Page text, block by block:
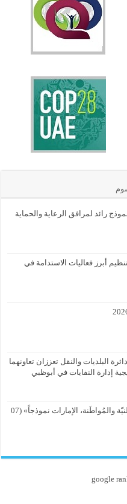
رائد لمرافق الرعاية والحماية
أبرز فعاليات الاستدامة في
البلديات والنقل تعززان تعاونهما
إدارة النفايات في أبوظبي
فصول من كتاب «الوطنيّة والمُواطَنة، الإمارات نموذجاً» (07